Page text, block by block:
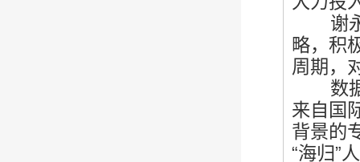
谢永
略，积
周期，
数据
来自国
背景的
“海归”